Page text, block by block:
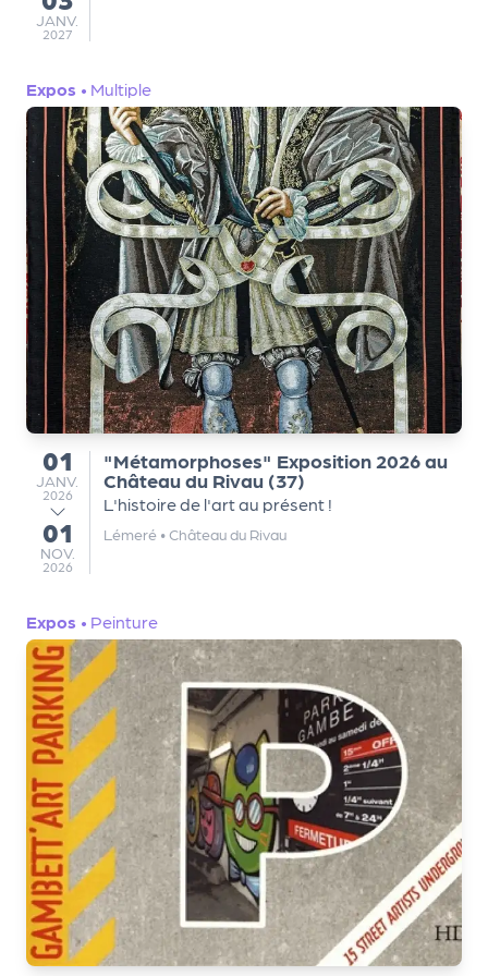
JANVIER
JANV.
2027
Expos • Multiple
du
01
JANVIER
JANV.
2026
au
01
NOVEMBRE
NOV.
2026
"Métamorphoses" Exposition 2026 au
Château du Rivau (37)
L'histoire de l'art au présent !
Lémeré •Château du Rivau
Expos • Peinture
a
t
e
u
r
s
e
cl
u
b
d
e
s
p
a
a
ir
e
s